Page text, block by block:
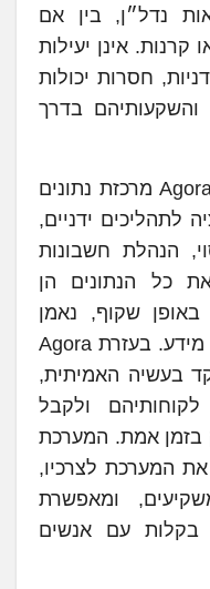
נדל״ן, בין אם
אינן יעילות
חסרות יכולות
בדרך
פלטפורמת הSaaS שפיתחה Agora מרכזת נתונים
לתהליכים ידניים,
הנהלת חשבונות
כל הנתונים הן
באופן שקוף, נאמן
למציאות וללא סיכון לאבטחת מידע. בעזרת Agora
בעשיה האמיתית,
ולקבל
בזמן אמת. המערכת
המערכת לצרכיו,
ומאפשרת
בקלות עם אנשים